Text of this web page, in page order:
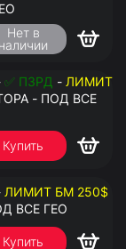
Нет в
наличии
✅ ПЗРД - ЛИМИТ
- ПОД ВСЕ
Купить
ЛИМИТ БМ 250$
ВСЕ ГЕО
Купить